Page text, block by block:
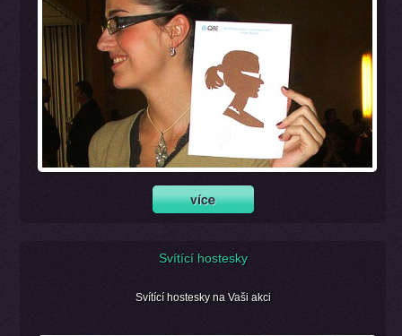
Svítící hostesky
Svítící hostesky na Vaši akci